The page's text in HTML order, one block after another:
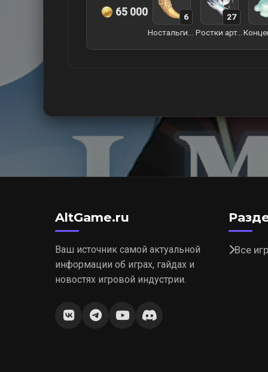
65 000
6
Ростки артерий земли
27
AltGame.ru
Ваш источник самой актуальной
информации об играх, гайдах и
новостях игровой индустрии.
Все